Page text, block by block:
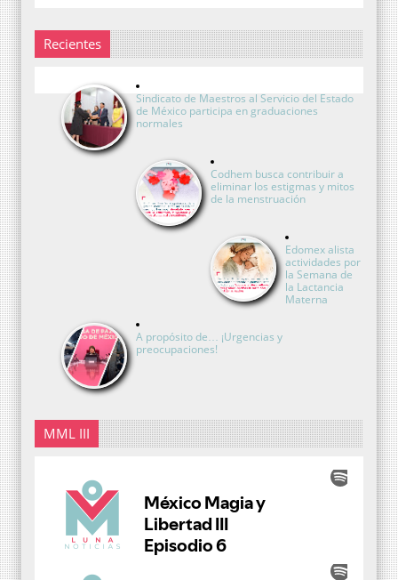
Recientes
Sindicato de Maestros al Servicio del Estado
de México participa en graduaciones
normales
Codhem busca contribuir a
eliminar los estigmas y mitos
de la menstruación
Edomex alista
actividades por
la Semana de
la Lactancia
Materna
A propósito de… ¡Urgencias y
preocupaciones!
MML III